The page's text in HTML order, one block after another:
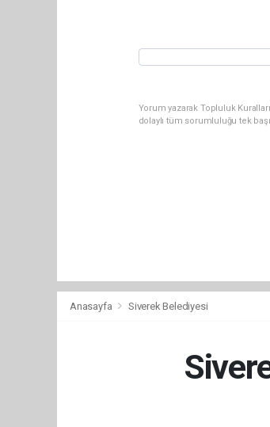
Yorum yazarak Topluluk
dolaylı tüm sorumluluğu tek
Anasayfa Siverek Belediyesi